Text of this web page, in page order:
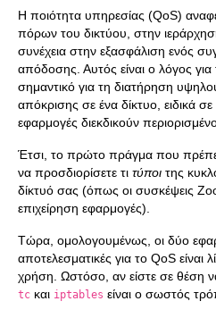
Η ποιότητα υπηρεσίας (QoS)
πόρων του δικτύου, στην
συνέχεια στην εξασφάλιση ενός
απόδοσης. Αυτός είναι ο λόγος
σημαντικό για τη διατήρηση
απόκρισης σε ένα δίκτυο, ειδικά
εφαρμογές διεκδικούν
Έτσι, το πρώτο πράγμα που πρέπει
να προσδιορίσετε τι τύποι της
δίκτυό σας (όπως οι συσκέψεις
επιχείρηση εφαρμογές).
Τώρα, ομολογουμένως, οι δύο
αποτελεσματικές για το QoS είναι
χρήση. Ωστόσο, αν είστε σε θέση
tc και iptables είναι ο σωστός